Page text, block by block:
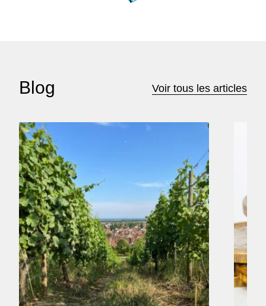
Blog Voir tous les articles